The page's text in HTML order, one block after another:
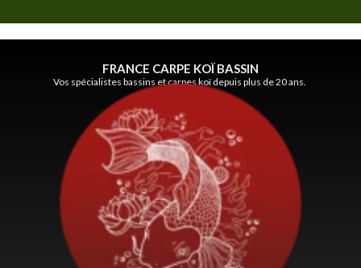
FRANCE CARPE KOÏ BASSIN
Vos spécialistes bassins et carpes koï depuis plus de 20 ans.